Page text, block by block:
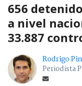
656
a nivel
33.887
Rodrigo
Periodista